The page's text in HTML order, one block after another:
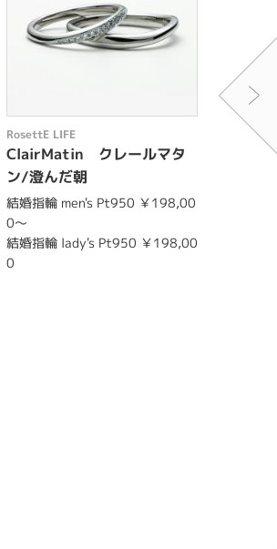
RosettE LIFE
ClairMatin クレールマタ
ン/澄んだ朝
結婚指輪 men's Pt950 ￥198,00
0～
結婚指輪 lady's Pt950 ￥198,00
0
RosettE